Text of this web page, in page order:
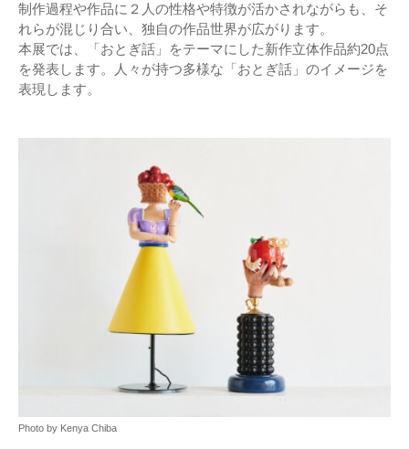
制作過程や作品に２人の性格や特徴が活かされながらも、そ
れらが混じり合い、独自の作品世界が広がります。
本展では、「おとぎ話」をテーマにした新作立体作品約20点
を発表します。人々が持つ多様な「おとぎ話」のイメージを
表現します。
Photo by Kenya Chiba